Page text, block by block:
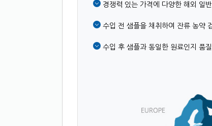
경쟁력 있는 가격에 다양한 해외 일
수입 전 샘플을 채취하여 잔류 농약
수입 후 샘플과 동일한 원료인지 품질